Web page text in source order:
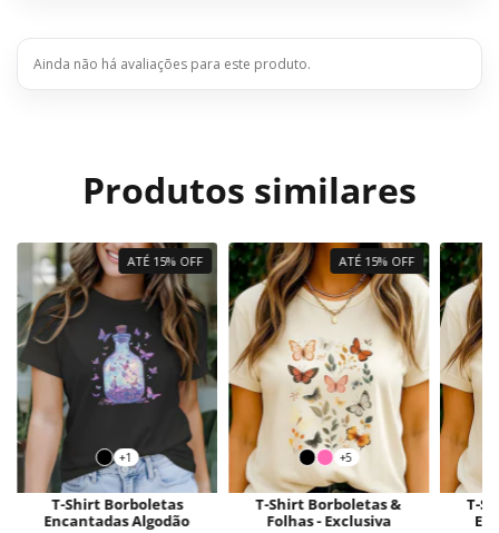
Ainda não há avaliações para este produto.
Produtos similares
ATÉ 15% OFF
+1
T-Shirt Borboletas
Encantadas Algodão
ATÉ 15% OFF
+5
T-Shirt Borboletas &
Folhas - Exclusiva
T-